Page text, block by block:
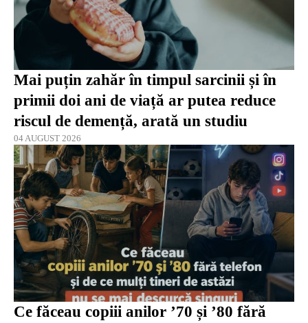
Mai puțin zahăr în timpul sarcinii și în
primii doi ani de viață ar putea reduce
riscul de demență, arată un studiu
04 AUGUST 2026
Ce făceau copiii anilor ’70 și ’80 fără